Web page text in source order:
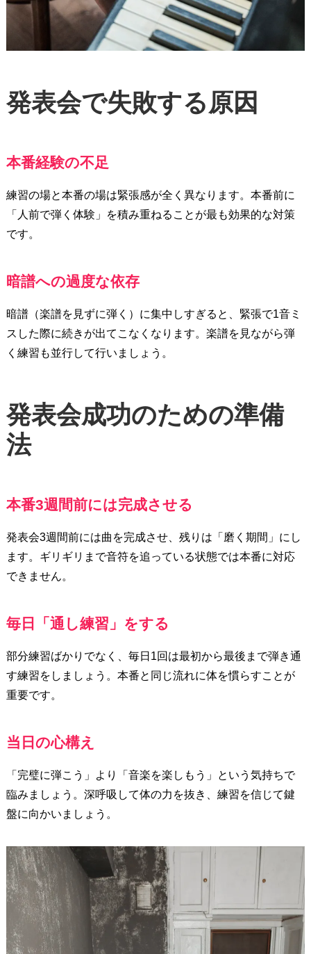
発表会で失敗する原因
本番経験の不足
練習の場と本番の場は緊張感が全く異なります。本番前に
「人前で弾く体験」を積み重ねることが最も効果的な対策
です。
暗譜への過度な依存
暗譜（楽譜を見ずに弾く）に集中しすぎると、緊張で1音ミ
スした際に続きが出てこなくなります。楽譜を見ながら弾
く練習も並行して行いましょう。
発表会成功のための準備
法
本番3週間前には完成させる
発表会3週間前には曲を完成させ、残りは「磨く期間」にし
ます。ギリギリまで音符を追っている状態では本番に対応
できません。
毎日「通し練習」をする
部分練習ばかりでなく、毎日1回は最初から最後まで弾き通
す練習をしましょう。本番と同じ流れに体を慣らすことが
重要です。
当日の心構え
「完璧に弾こう」より「音楽を楽しもう」という気持ちで
臨みましょう。深呼吸して体の力を抜き、練習を信じて鍵
盤に向かいましょう。